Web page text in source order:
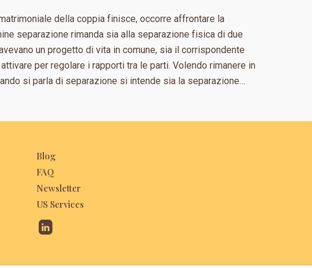
della coppia finisce, occorre affrontare la
separazione rimanda sia alla separazione fisica di due
un progetto di vita in comune, sia il corrispondente
per regolare i rapporti tra le parti. Volendo rimanere in
si parla di separazione si intende sia la separazione…
Blog
FAQ
Newsletter
US Services